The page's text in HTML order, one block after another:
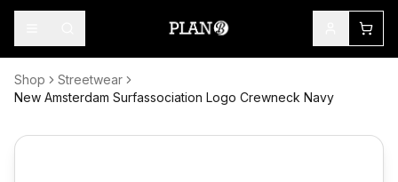
Shop
Streetwear
New Amsterdam Surfassociation Logo Crewneck Navy